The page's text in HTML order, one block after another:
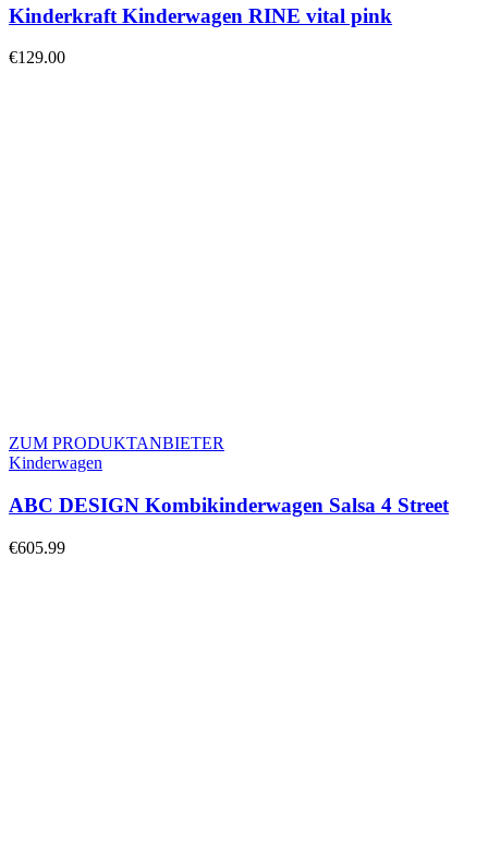
Kinderkraft Kinderwagen RINE vital pink
€129.00
ZUM PRODUKTANBIETER
Kinderwagen
ABC DESIGN Kombikinderwagen Salsa 4 Street
€605.99